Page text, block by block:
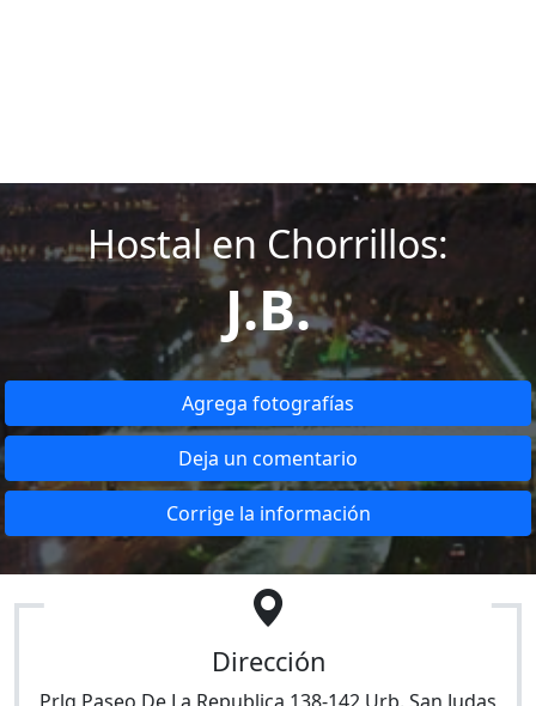
Hostal en Chorrillos:
J.B.
Agrega fotografías
Deja un comentario
Corrige la información
Dirección